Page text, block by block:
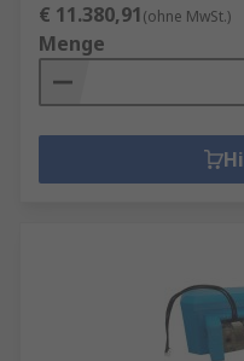
€ 11.380,91(ohne MwSt.)
Menge